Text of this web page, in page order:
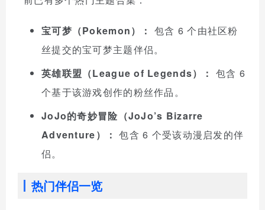
宝可梦（Pokemon）： 包含 6 个由社区粉
丝提交的宝可梦主题伴侣。
英雄联盟（League of Legends）： 包含 6
个基于该游戏创作的粉丝作品。
JoJo的奇妙冒险（JoJo’s Bizarre
Adventure）： 包含 6 个受该动漫启发的伴
侣。
热门伴侣一览